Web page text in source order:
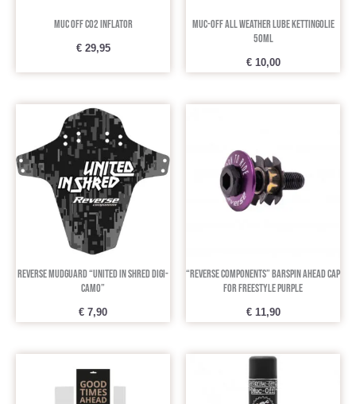
Muc Off CO2 Inflator
€29,95
Muc-Off All Weather Lube kettingolie
50ml
€10,00
Reverse Mudguard “United In Shred Digi-
Camo”
€ 7,90
“REVERSE COMPONENTS” Barspin ahead cap
for freestyle purple
€11,90